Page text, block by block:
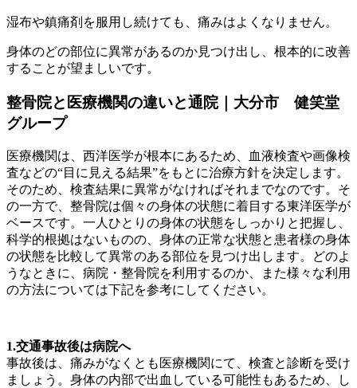
湿布や鎮痛剤を服用し続けても、痛みはよくなりません。
身体のどの部位に異常があるのか見つけ出し、根本的に改善
することが望ましいです。
整骨院と医療機関の違いと通院｜大分市 健笑堂
グループ
医療機関は、西洋医学が根本にあるため、血液検査や画像検
査などの“目に見える結果”をもとに治療方針を決定します。
そのため、検査結果に異常がなければそれまでなのです。そ
の一方で、整骨院は個々の身体の状態に着目する東洋医学が
ベースです。一人ひとりの身体の状態をしっかりと把握し、
科学的根拠はないものの、身体の正常な状態と患者様の身体
の状態を比較して異常のある部位を見つけ出します。どのよ
うなときに、病院・整骨院を利用するのか、また様々な利用
の方法については下記を参考にしてください。
1.交通事故後は病院へ
事故後は、痛みがなくとも医療機関にて、検査と診断を受け
ましょう。身体の内部で出血している可能性もあるため、し